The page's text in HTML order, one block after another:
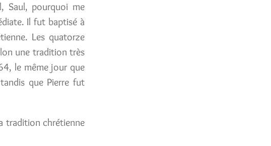
Saul, pourquoi me
Il fut baptisé à
Les quatorze
une tradition très
le même jour que
que Pierre fut
tradition chrétienne